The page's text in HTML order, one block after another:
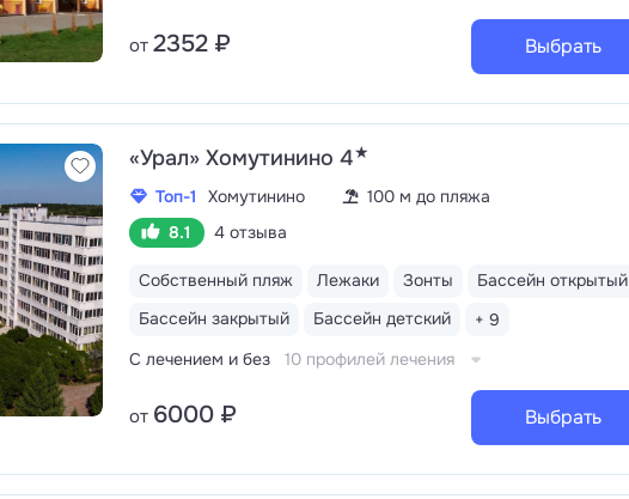
от 2352 ₽ Выбрать
«Урал» Хомутинино 4★
Топ-1 Хомутинино
100 м до пляжа
8.1
4 отзыва
Собственный пляж Лежаки Зонты
Бассейн открытый
Бассейн закрытый
Бассейн детский
+ 9
С лечением и без
10 профилей лечения
от 6000 ₽ Выбрать